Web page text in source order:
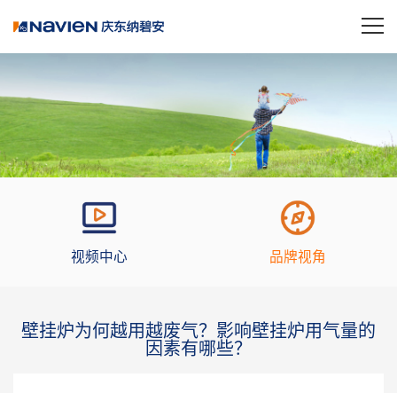
视频中心 品牌视角
壁挂炉为何越用越废气？影响壁挂炉用气量的
因素有哪些？